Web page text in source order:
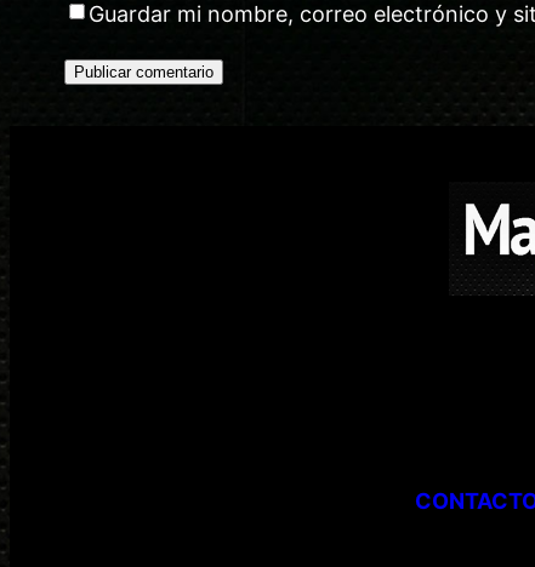
Guardar mi nombre, correo electrónico y